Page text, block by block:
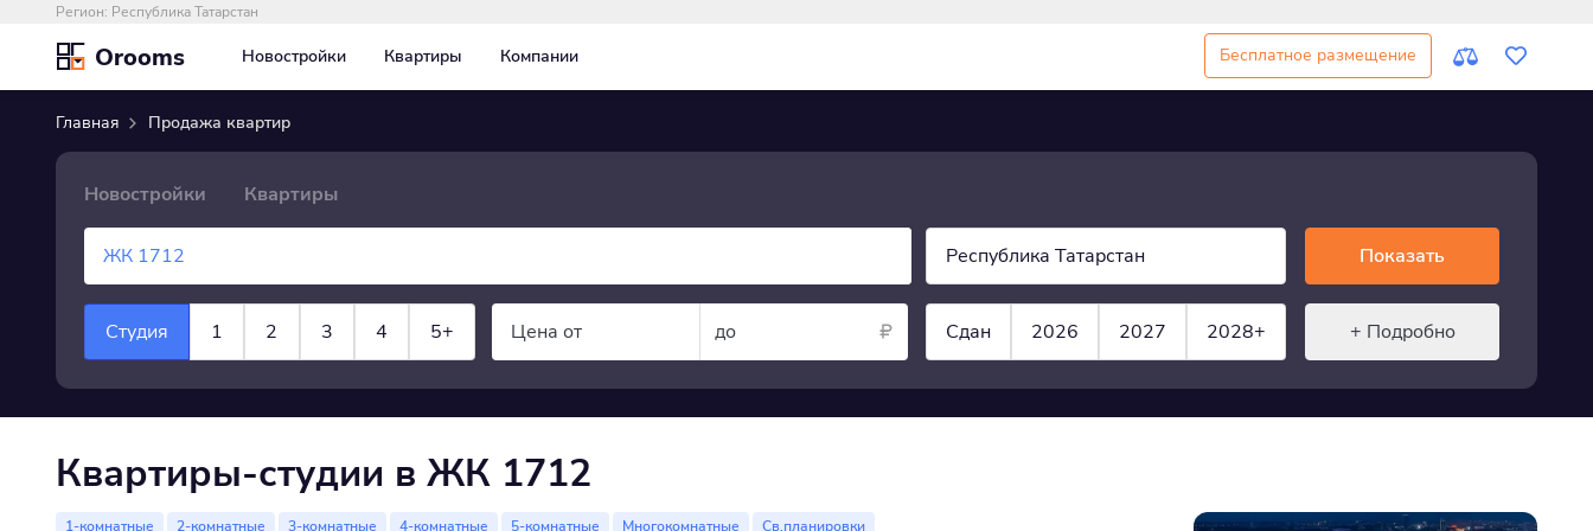
Регион: Республика Татарстан
Orooms Новостройки Квартиры Компании Бесплатное размещение
Главная Продажа квартир
Новостройки Квартиры
Республика Татарстан
Студия 1 2 3 4 5+ Цена от до Сдан 2026 2027 2028+
Показать
+ Подробно
×
Квартиры-студии в ЖК 1712
1-комнатные 2-комнатные 3-комнатные 4-комнатные 5-комнатные Многокомнатные Св.планировки